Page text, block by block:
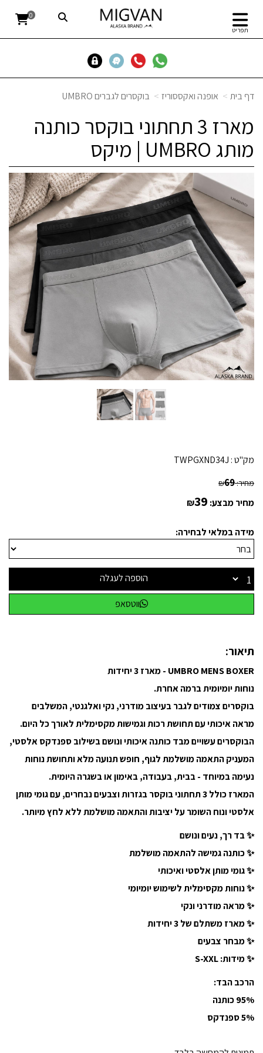
תפריט
0
דף בית אופנה ואקססוריז בוקסרים לגברים UMBRO
מארז 3 תחתוני בוקסר כותנה
מותג UMBRO | מיקס
מק"ט : TWPGXND34J
מחיר: ₪69
מחיר מבצע: ₪39
מידה במלאי לבחירה:
הוספה לעגלה
ווטסאפ
תיאור:
UMBRO MENS BOXER - מארז 3 יחידות
נוחות יומיומית ברמה אחרת.
בוקסרים צמודים לגבר בעיצוב מודרני, נקי ואלגנטי, המשלבים
מראה איכותי עם תחושת רכות וגמישות מקסימלית לאורך כל היום.
הבוקסרים עשויים מבד כותנה איכותי ונושם בשילוב ספנדקס אלסטי,
המעניק התאמה מושלמת לגוף, חופש תנועה מלא ותחושת נוחות
נעימה במיוחד - בבית, בעבודה, באימון או בשגרה היומית.
המארז כולל 3 תחתוני בוקסר בגזרות וצבעים נבחרים, עם גומי מותן
אלסטי ונוח השומר על יציבות והתאמה מושלמת ללא לחץ מיותר.
✨ בד רך, נעים ונושם
✨ כותנה גמישה להתאמה מושלמת
✨ גומי מותן אלסטי ואיכותי
✨ נוחות מקסימלית לשימוש יומיומי
✨ מראה מודרני ונקי
✨ מארז משתלם של 3 יחידות
✨ מבחר צבעים
✨ מידות: S-XXL
הרכב הבד:
95% כותנה
5% ספנדקס